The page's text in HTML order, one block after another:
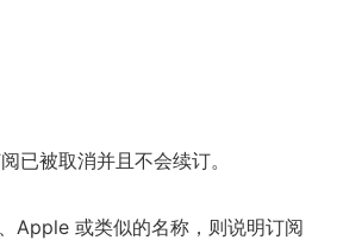
已被取消并且不会续订。
Apple 或类似的名称，则说明订阅